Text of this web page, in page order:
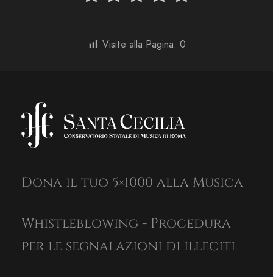
Visite alla Pagina: 0
Dona il tuo 5×1000 alla Musica
Whistleblowing - Procedura
per le segnalazioni di illeciti